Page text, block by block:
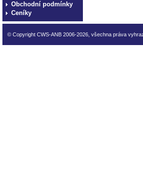
Obchodní podmínky
Ceníky
© Copyright CWS-ANB 2006-2026, všechna práva